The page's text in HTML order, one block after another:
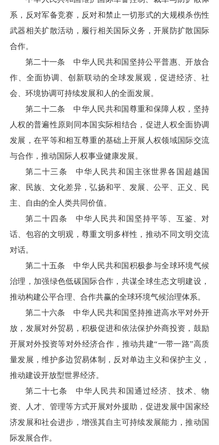
系，反对军备竞赛，反对和禁止一切形式的大规模杀伤性
武器相关扩散活动，履行相关国际义务，开展防扩散国际
合作。
第二十一条 中华人民共和国坚持公平普惠、开放合
作、全面协调、创新联动的全球发展观，促进经济、社
会、环境协调可持续发展和人的全面发展。
第二十二条 中华人民共和国尊重和保障人权，坚持
人权的普遍性原则同本国实际相结合，促进人权全面协调
发展，在平等和相互尊重的基础上开展人权领域国际交流
与合作，推动国际人权事业健康发展。
第二十三条 中华人民共和国主张世界各国超越国
家、民族、文化差异，弘扬和平、发展、公平、正义、民
主、自由的全人类共同价值。
第二十四条 中华人民共和国坚持平等、互鉴、对
话、包容的文明观，尊重文明多样性，推动不同文明交流
对话。
第二十五条 中华人民共和国积极参与全球环境气候
治理，加强绿色低碳国际合作，共谋全球生态文明建设，
推动构建公平合理、合作共赢的全球环境气候治理体系。
第二十六条 中华人民共和国坚持推进高水平对外开
放，发展对外贸易，积极促进和依法保护外商投资，鼓励
开展对外投资等对外经济合作，推动共建“一带一路”高质
量发展，维护多边贸易体制，反对单边主义和保护主义，
推动建设开放型世界经济。
第二十七条 中华人民共和国通过经济、技术、物
资、人才、管理等方式开展对外援助，促进发展中国家经
济发展和社会进步，增强其自主可持续发展能力，推动国
际发展合作。